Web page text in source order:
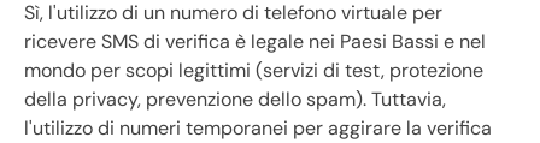
Sì, l'utilizzo di un numero di telefono virtuale per
ricevere SMS di verifica è legale nei Paesi Bassi e nel
mondo per scopi legittimi (servizi di test, protezione
della privacy, prevenzione dello spam). Tuttavia,
l'utilizzo di numeri temporanei per aggirare la verifica